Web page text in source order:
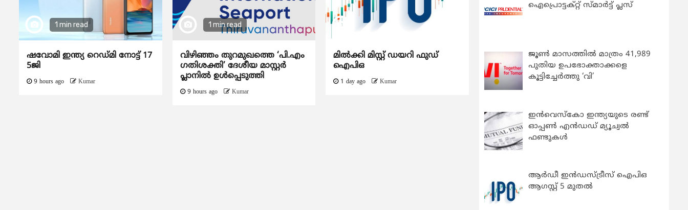
1 min read
ഷവോമി ഇന്ത്യ റെഡ്മി നോട്ട് 17
5ജി
9 hours ago Kumar
1 min read
വിഴിഞ്ഞം തുറമുഖത്തെ ‘പി.എം
ഗതിശക്തി’ ദേശീയ മാസ്റ്റർ
പ്ലാനിൽ ഉൾപ്പെടുത്തി
9 hours ago Kumar
മിൽക്കി മിസ്റ്റ് ഡയറി ഫുഡ്
ഐപിഒ
1 day ago Kumar
ഐപ്രൊട്ടക്റ്റ് സ്മാർട്ട് പ്ലസ്
ജൂൺ മാസത്തിൽ മാത്രം 41,989
പുതിയ ഉപഭോക്താക്കളെ
കൂട്ടിച്ചേർത്തു ‘വി’
ഇന്‍വെസ്കോ ഇന്ത്യയുടെ രണ്ട്
ഓപ്പണ്‍ എന്‍ഡഡ് മ്യൂച്വല്‍
ഫണ്ടുകള്‍
ആർഡീ ഇൻഡസ്ട്രീസ് ഐപിഒ
ആഗസ്റ്റ് 5 മുതൽ